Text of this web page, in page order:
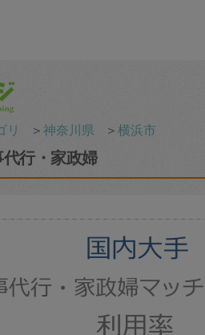
リ ＞神奈川県 ＞横浜市
行・家政婦